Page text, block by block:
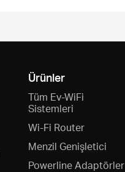
Ürünler
Tüm Ev-WiFi
Sistemleri
Wi-Fi Router
Menzil Genişletici
Powerline Adaptörler